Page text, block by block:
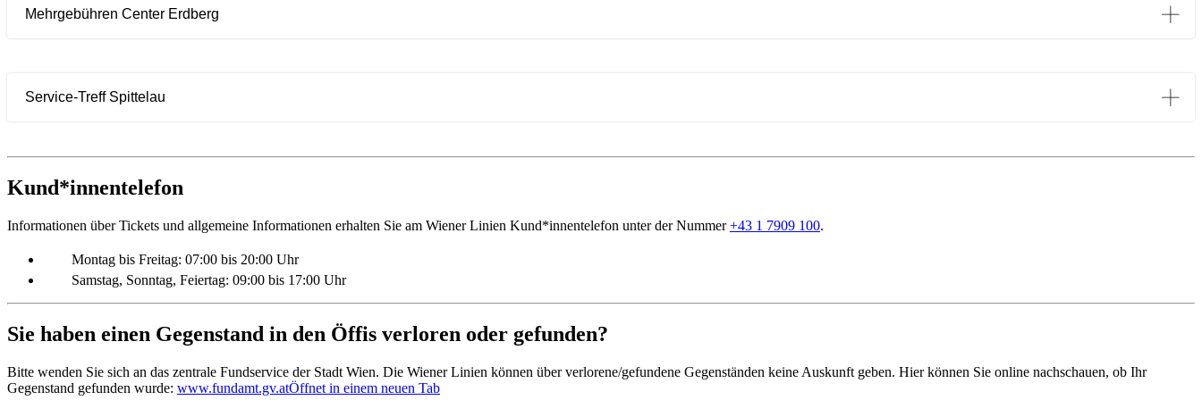
Mehrgebühren Center Erdberg
Service-Treff Spittelau
Kund*innentelefon
Informationen über Tickets und allgemeine Informationen erhalten Sie am Wiener Linien Kund*innentelefon unter der Nummer+43 1 7909 100.
Montag bis Freitag: 07:00 bis 20:00 Uhr
Samstag, Sonntag, Feiertag: 09:00 bis 17:00 Uhr
Sie haben einen Gegenstand in den Öffis verloren oder gefunden?
Bitte wenden Sie sich an das zentrale Fundservice der Stadt Wien. Die Wiener Linien können über verlorene/gefundene Gegenständen keine Auskunft geben. Hier können Sie online nachschauen, ob Ihr
Gegenstand gefunden wurde: www.fundamt.gv.atÖffnet in einem neuen Tab